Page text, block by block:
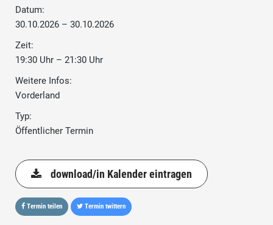
Datum:
30.10.2026 – 30.10.2026
Zeit:
19:30 Uhr – 21:30 Uhr
Weitere Infos:
Vorderland
Typ:
Öffentlicher Termin
download/in Kalender eintragen
Termin teilen Termin twittern